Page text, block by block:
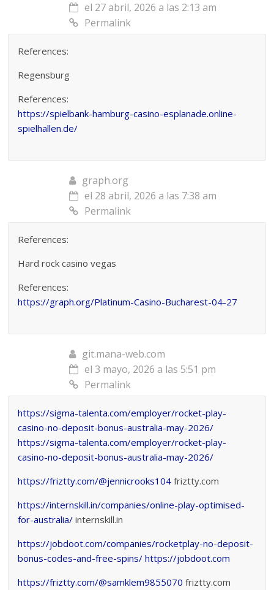
el 27 abril, 2026 a las 2:13 am
Permalink
References:
Regensburg
References:
https://spielbank-hamburg-casino-esplanade.online-
spielhallen.de/
graph.org
el 28 abril, 2026 a las 7:38 am
Permalink
References:
Hard rock casino vegas
References:
https://graph.org/Platinum-Casino-Bucharest-04-27
git.mana-web.com
el 3 mayo, 2026 a las 5:51 pm
Permalink
https://sigma-talenta.com/employer/rocket-play-
casino-no-deposit-bonus-australia-may-2026/
https://sigma-talenta.com/employer/rocket-play-
casino-no-deposit-bonus-australia-may-2026/
https://friztty.com/@jennicrooks104 friztty.com
https://internskill.in/companies/online-play-optimised-
for-australia/ internskill.in
https://jobdoot.com/companies/rocketplay-no-deposit-
bonus-codes-and-free-spins/ https://jobdoot.com
https://friztty.com/@samklem9855070 friztty.com